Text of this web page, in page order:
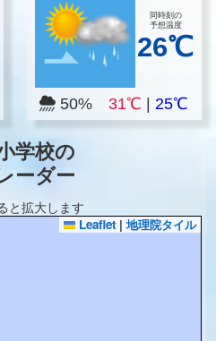
同時刻の
予想温度
26℃
50% 31℃ |25℃
学校の
ーダー
と拡大します
Leaflet | 地理院タイル